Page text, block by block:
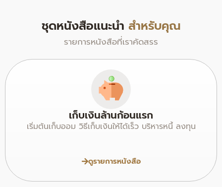
ชุดหนังสือแนะนำ สำหรับคุณ
รายการหนังสือที่เราคัดสรร
เก็บเงินล้านก้อนแรก
เริ่มต้นเก็บออม วิธีเก็บเงินให้ได้เร็ว บริหารหนี้ ลงทุน
ดูรายการหนังสือ